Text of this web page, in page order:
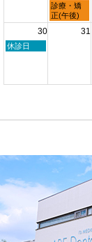
月
2026
日,
8
月
月
曜
日,
診療・矯
正(午後)
30 31
日
月
休診日